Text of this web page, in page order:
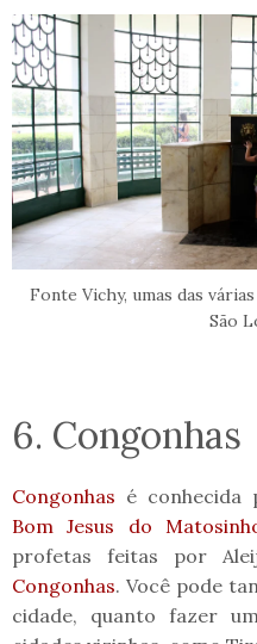
Fonte Vichy, umas das
São
6. Congonhas
Congonhas é conhecida
Bom Jesus do
profetas feitas por
Congonhas. Você pode
cidade, quanto fazer